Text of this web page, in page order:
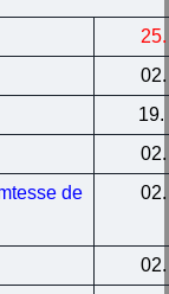
19.
de